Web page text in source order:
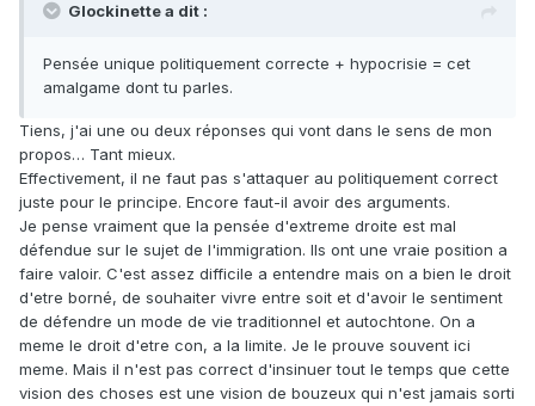
Glockinette a dit :
Pensée unique politiquement correcte + hypocrisie = cet
amalgame dont tu parles.
Tiens, j'ai une ou deux réponses qui vont dans le sens de mon
propos… Tant mieux.
Effectivement, il ne faut pas s'attaquer au politiquement correct
juste pour le principe. Encore faut-il avoir des arguments.
Je pense vraiment que la pensée d'extreme droite est mal
défendue sur le sujet de l'immigration. Ils ont une vraie position a
faire valoir. C'est assez difficile a entendre mais on a bien le droit
d'etre borné, de souhaiter vivre entre soit et d'avoir le sentiment
de défendre un mode de vie traditionnel et autochtone. On a
meme le droit d'etre con, a la limite. Je le prouve souvent ici
meme. Mais il n'est pas correct d'insinuer tout le temps que cette
vision des choses est une vision de bouzeux qui n'est jamais sorti